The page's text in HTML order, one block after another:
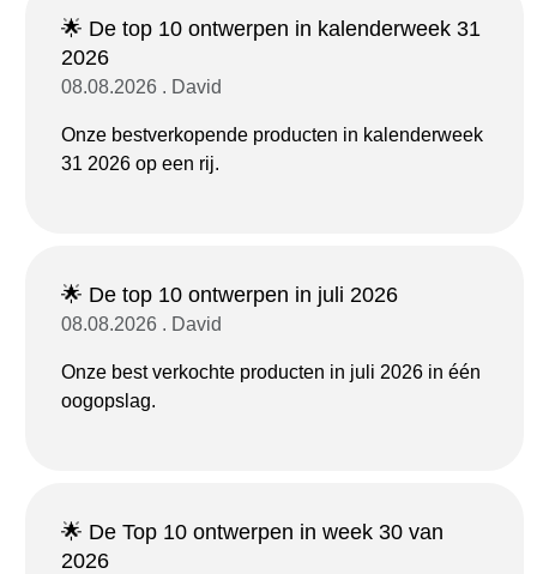
🌟 De top 10 ontwerpen in kalenderweek 31
2026
08.08.2026 . David
Onze bestverkopende producten in kalenderweek
31 2026 op een rij.
🌟 De top 10 ontwerpen in juli 2026
08.08.2026 . David
Onze best verkochte producten in juli 2026 in één
oogopslag.
🌟 De Top 10 ontwerpen in week 30 van
2026